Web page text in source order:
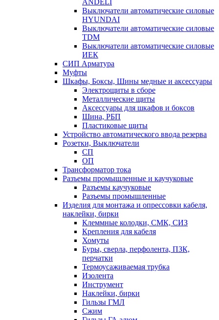
ANDELI
Выключатели автоматические силовые
HYUNDAI
Выключатели автоматические силовые
TDM
Выключатели автоматические силовые
ИЕК
СИП Арматура
Муфты
Шкафы, Боксы, Шины медные и аксессуары
Электрощиты в сборе
Металлические щиты
Аксессуары для шкафов и боксов
Шина, РБП
Пластиковые щиты
Устройство автоматического ввода резерва
Розетки, Выключатели
СП
ОП
Трансформатор тока
Разъемы промышленные и каучуковые
Разъемы каучуковые
Разъемы промышленные
Изделия для монтажа и опрессовки кабеля,
наклейки, бирки
Клеммные колодки, СМК, СИЗ
Крепления для кабеля
Хомуты
Буры, сверла, перфолента, ПЗК,
перчатки
Термоусаживаемая трубка
Изолента
Инструмент
Наклейки, бирки
Гильзы ГМЛ
Сжим